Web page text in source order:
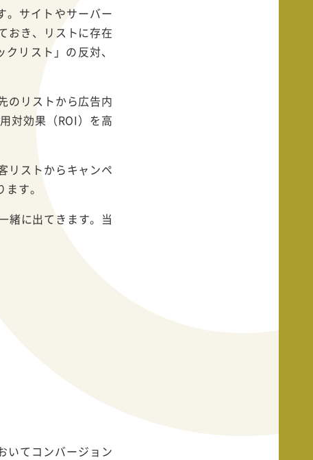
。サイトやサーバー
おき、リストに存在
リスト」の反対、
のリストから広告内
対効果（ROI）を高
リストからキャンペ
す。
緒に出てきます。当
いてコンバージョン